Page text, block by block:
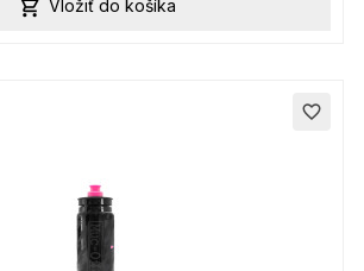
 Vložiť do košíka
favorite_border